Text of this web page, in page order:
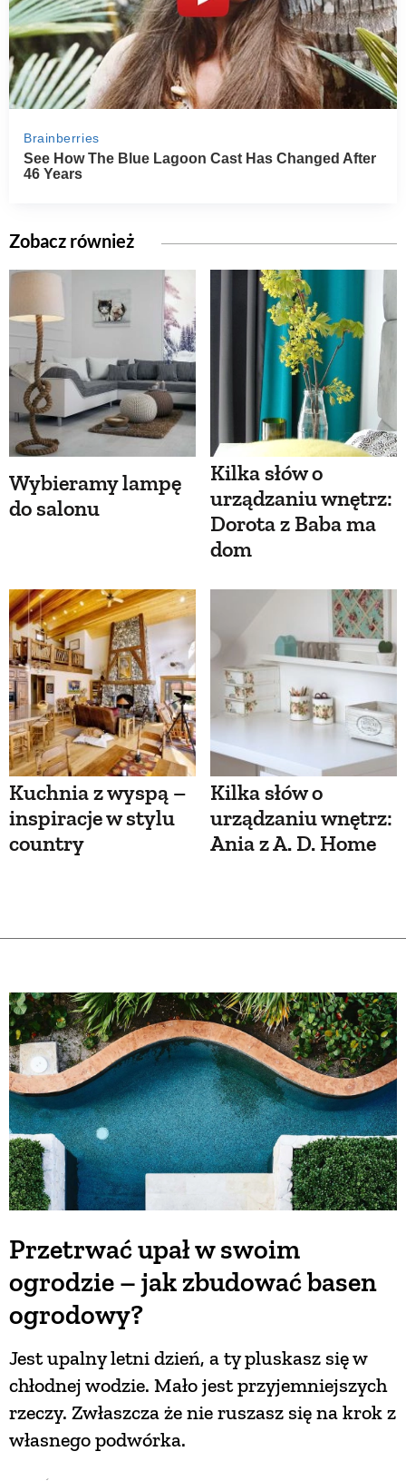
Zobacz również
Wybieramy lampę
do salonu
Kilka słów o
urządzaniu wnętrz:
Dorota z Baba ma
dom
Kuchnia z wyspą –
inspiracje w stylu
country
Kilka słów o
urządzaniu wnętrz:
Ania z A. D. Home
Przetrwać upał w swoim
ogrodzie – jak zbudować basen
ogrodowy?
Jest upalny letni dzień, a ty pluskasz się w
chłodnej wodzie. Mało jest przyjemniejszych
rzeczy. Zwłaszcza że nie ruszasz się na krok z
własnego podwórka.